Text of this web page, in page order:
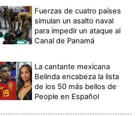
Fuerzas de cuatro países
simulan un asalto naval
para impedir un ataque al
Canal de Panamá
La cantante mexicana
Belinda encabeza la lista
de los 50 más bellos de
People en Español